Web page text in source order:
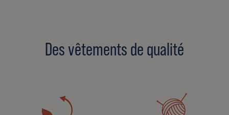
Des vêtements de qualité